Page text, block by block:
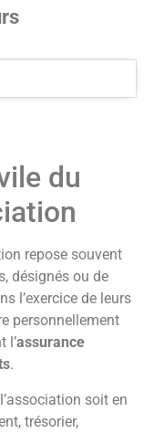
du
repose souvent
désignés ou de
l’exercice de leurs
personnellement
l’assurance
.
soit en
trésorier,